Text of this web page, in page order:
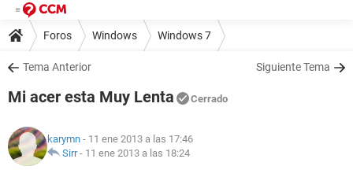
Foros Windows Windows 7
Tema Anterior Siguiente Tema
Mi acer esta Muy Lenta Cerrado
karymn - 11 ene 2013 a las 17:46
Sirr- 11 ene 2013 a las 18:24